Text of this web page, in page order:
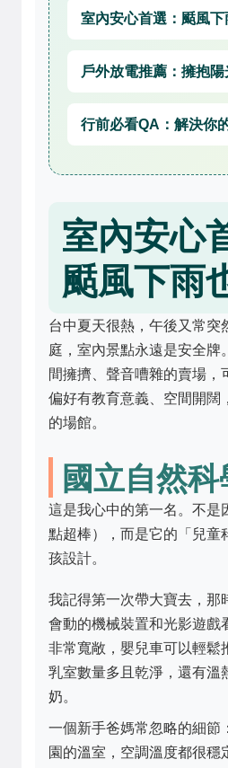
室內安心首選：颳風下
戶外放電推薦：擁抱
行前必看QA：解決你
室內安心
颳風下雨
台中夏天很熱，午後又常突
庭，室內景點永遠是安全牌
間擁擠、聲音嘈雜的賣場，
偏好有教育意義、空間開闊
的場館。
國立自然
這是我心中的第一名。不是
點超棒），而是它的「兒童
孩設計。
我記得第一次帶大寶去，那
會動的機械裝置和光影遊戲
非常寬敞，嬰兒車可以輕鬆
乳室數量多且乾淨，還有溫
奶。
一個新手爸媽常忽略的細節
園的溫室，空調溫度都很穩